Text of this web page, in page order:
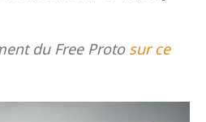
du Free Proto sur ce